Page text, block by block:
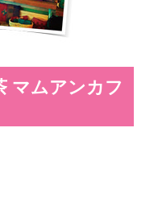
マムアンカフ